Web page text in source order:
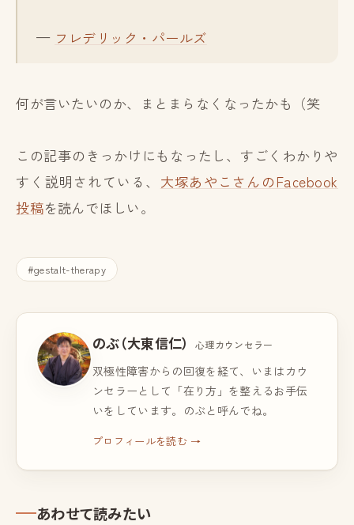
— フレデリック・パールズ
何が言いたいのか、まとまらなくなったかも（笑
この記事のきっかけにもなったし、すごくわかりや
すく説明されている、 大塚あやこさんのFacebook
投稿を読んでほしい。
#gestalt-therapy
のぶ（大東信仁） 心理カウンセラー
双極性障害からの回復を経て、いまはカウ
ンセラーとして「在り方」を整えるお手伝
いをしています。のぶと呼んでね。
プロフィールを読む →
あわせて読みたい